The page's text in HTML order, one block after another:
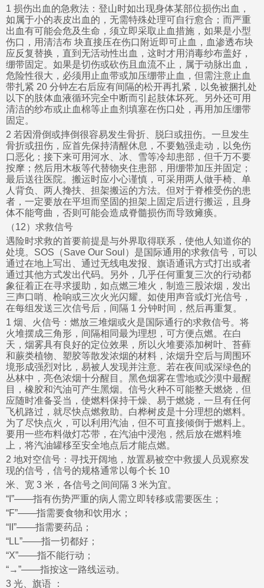
1 损伤出血的急救法：登山时如出现身体某部位损伤出血，
如属于小的表皮出血的，无需特殊处理可自行愈合；而严重
出血有可能会危及生命，须立即采取止血措施，如果是小型
伤口，用清洁布 块直接压在伤口附近即可止血，血渗透布块
应反复替换，直到无活动性出血，这时才用消毒纱布盖好，
绷带固定。如果是切伤或砍伤且血流不止，属于动脉出血，
危险性很大，必须用止血带或加压绷带止血，但需注意止血
带扎紧 20 分钟左右后应有间隔的松开再扎紧，以免被捆扎处
以下的肢体血液循环完全中断而引起肢体坏死。另外还可用
清洁的纱布或止血棉等止血剂填塞在伤口处，再用加压绷带
固定。
2 若因滑倒或摔倒很容易发生骨折、脱臼或扭伤。一旦发生
骨折或扭伤，应首先保持清醒休息，不要勉强走动，以免伤
口恶化；接下来可用河水、冰、雪等冷却患部，但千万不要
按摩；然后用木板等代替物夹住患部，用绷带加压并固定；
最后送往医院。搬运时应小心谨慎，可采用两人做手椅、单
人背负、两人搀扶、担架搬运的方法。但对于脊椎受伤的患
者，一定要放在平坦而坚固的担架上固定后进行搬运，且身
体不能弯曲，否则可能会造成脊髓损伤而导致瘫痪。
（12）求救信号
遇险时求救的首要前提是与外界取得联系，使他人知道你的
处境。SOS（Save Our Soul）是国际通用的求救信号，可以
通过在地上写出、通过无线电发报、旗语通讯方式打出或者
通过其他方式发出代码。另外，几乎任何重复三次的行动都
象征着正在寻求援助，如点燃三堆火，制造三股浓烟，发出
三声口哨、枪响或三次火光闪耀。如使用声音或灯光信号，
在每组发送三次信号后，间隔 1 分钟时间，然后再重复。
1 烟、火信号：燃放三堆烟或火是国际通行的求救信号。将
火堆摆成三角形，间隔相同最为理想，可方便点燃。在白
天，烟雾具有良好的定位效果，所以火堆要添加树叶、苔藓
和蕨类植物、塑胶等散发浓烟的材料，浓烟升空后与周围环
境形成强烈对比，易被人发现并注意。若在夜间或深绿色的
丛林中，亮色浓烟十分醒目。黑色烟雾在雪地或沙漠中最醒
目，橡胶和汽油可产生黑烟。信号火种不可能整天燃烧，但
应随时准备妥当，使燃料保持干燥、易于燃烧，一旦有任何
飞机路过，就尽快点燃救助。白桦树皮是十分理想的燃料。
为了尽快点火，可以利用汽油，但不可直接倾倒于燃料上。
要用一些布料做灯芯带，在汽油中浸泡，然后放在燃料堆
上，将汽油罐移至安全地点后才能点燃。
2 地对空信号：寻找开阔地，放置易被空中救援人员观察发
现的信号，信号的规格通常以每个长 10
米、宽 3 米，各信号之间间隔 3 米为宜。
“I”——指有伤势严重的病人需立即转移或需要医生；
“F”——指需要食物和饮用水；
“II”——指需要药品；
“LL”——指一切都好；
“X”——指不能行动；
“→”——指按这一路线运动。
3 光、旗语 ：